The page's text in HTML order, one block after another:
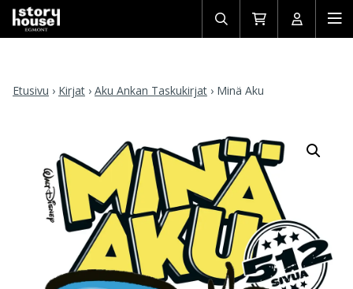
Avaa/sulje
haku
Siirry
ostoskoriin
Avaa/
Etusivu › Kirjat › Aku Ankan Taskukirjat › Minä Aku